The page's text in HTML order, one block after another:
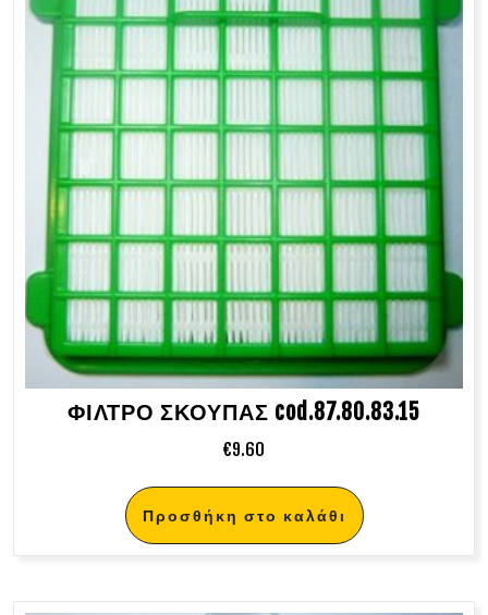
ΦΙΛΤΡΟ ΣΚΟΥΠΑΣ cod.87.80.83.15
€9.60
Προσθήκη στο καλάθι